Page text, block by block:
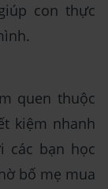
con thực
quen thuộc
kiệm nhanh
các bạn học
bố mẹ mua